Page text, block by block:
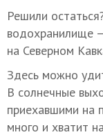
Решили
водохранилище
на Северном
Здесь можно
В солнечные
приехавшими на
много и хватит